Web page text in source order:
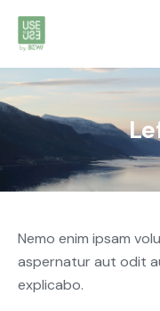
Nemo enim ipsam
aspernatur aut odit
explicabo.